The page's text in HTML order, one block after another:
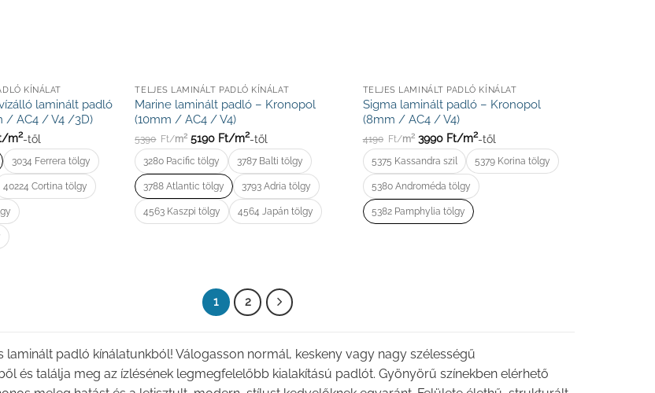
KÍNÁLAT
laminált padló
/ AC4 / V4 /3D)
m2-től
3034 Ferrera tölgy
40224 Cortina tölgy
TELJES LAMINÁLT PADLÓ KÍNÁLAT
Marine laminált padló – Kronopol
(10mm / AC4 / V4)
5390 Ft/m2 5190 Ft/m2-től
3280 Pacific tölgy 3787 Balti tölgy
3788 Atlantic tölgy 3793 Adria tölgy
4563 Kaszpi tölgy 4564 Japán tölgy
TELJES LAMINÁLT PADLÓ KÍNÁLAT
Sigma laminált padló – Kronopol
(8mm / AC4 / V4)
4190 Ft/m23990 Ft/m2-től
5375 Kassandra szil 5379 Korina tölgy
5380 Androméda tölgy
5382 Pamphylia tölgy
1 2
laminált padló kínálatunkból! Válogasson normál, keskeny vagy nagy szélességű
és találja meg az ízlésének legmegfelelőbb kialakítású padlót. Gyönyörű színekben elérhető